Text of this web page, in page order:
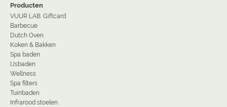
Producten
VUUR LAB. Giftcard
Barbecue
Dutch Oven
Koken & Bakken
Spa baden
IJsbaden
Wellness
Spa filters
Tuinbaden
Infrarood stoelen